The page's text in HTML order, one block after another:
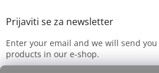
Enter your email and we will send
products in our e-shop.